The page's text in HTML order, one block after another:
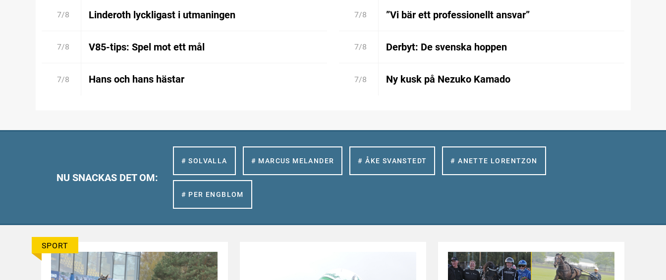
7/8 Linderoth lyckligast i utmaningen 7/8 ”Vi bär ett professionellt ansvar”
7/8 V85-tips: Spel mot ett mål 7/8 Derbyt: De svenska hoppen
7/8 Hans och hans hästar 7/8 Ny kusk på Nezuko Kamado
NU SNACKAS DET OM:
# SOLVALLA # MARCUS MELANDER # ÅKE SVANSTEDT # ANETTE LORENTZON
# PER ENGBLOM
SPORT